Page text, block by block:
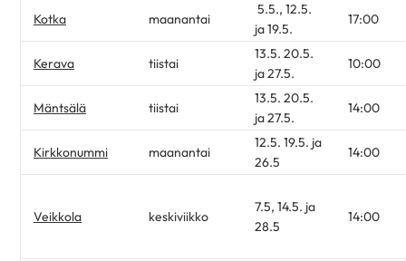
Kotka maanantai
5.5., 12.5.
ja 19.5.
17:00
Kerava tiistai
13.5. 20.5.
ja 27.5.
10:00
Mäntsälä tiistai
13.5. 20.5.
ja 27.5.
14:00
Kirkkonummi maanantai
12.5. 19.5. ja
26.5
14:00
Veikkola keskiviikko
7.5, 14.5. ja
28.5
14:00